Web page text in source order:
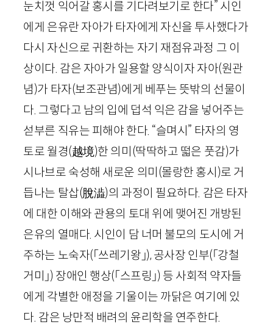
눈치껏 익어갈 홍시를 기다려보기로 한다” 시인
에게 은유란 자아가 타자에게 자신을 투사했다가
다시 자신으로 귀환하는 자기 재점유과정 그 이
상이다. 감은 자아가 일용할 양식이자 자아(원관
념)가 타자(보조관념)에게 베푸는 뜻밖의 선물이
다. 그렇다고 남의 입에 덥석 익은 감을 넣어주는
섣부른 직유는 피해야 한다. “슬며시” 타자의 영
토로 월경(越境)한 의미(딱딱하고 떫은 풋감)가
시나브로 숙성해 새로운 의미(몰랑한 홍시)로 거
듭나는 탈삽(脫澁)의 과정이 필요하다. 감은 타자
에 대한 이해와 관용의 토대 위에 맺어진 개방된
은유의 열매다. 시인이 담 너머 불모의 도시에 거
주하는 노숙자(「쓰레기왕」), 공사장 인부(「강철
거미」) 장애인 행상(「스프링」) 등 사회적 약자들
에게 각별한 애정을 기울이는 까닭은 여기에 있
다. 감은 낭만적 배려의 윤리학을 연주한다.